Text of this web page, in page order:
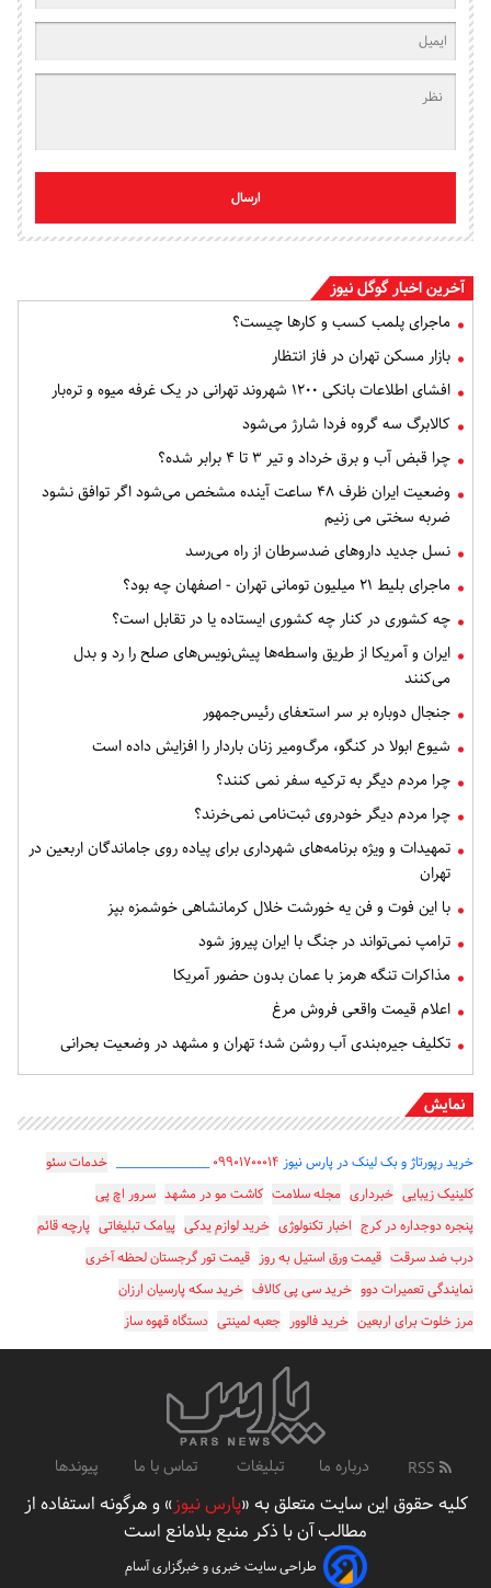
ارسال
آخرین اخبار گوگل نیوز
ماجرای پلمب کسب و کارها چیست؟
بازار مسکن تهران در فاز انتظار
افشای اطلاعات بانکی ۱۲۰۰ شهروند تهرانی در یک غرفه میوه و تره‌بار
کالابرگ سه گروه فردا شارژ می‌شود
چرا قبض آب و برق خرداد و تیر ۳ تا ۴ برابر شده؟
وضعیت ایران ظرف ۴۸ ساعت آینده مشخص می‌شود اگر توافق نشود
ضربه سختی می زنیم
نسل جدید داروهای ضدسرطان از راه می‌رسد
ماجرای بلیط ۲۱ میلیون تومانی تهران - اصفهان چه بود؟
چه کشوری در کنار چه کشوری ایستاده یا در تقابل است؟
ایران و آمریکا از طریق واسطه‌ها پیش‌نویس‌های صلح را رد و بدل
می‌کنند
جنجال دوباره بر سر استعفای رئیس‌جمهور
شیوع ابولا در کنگو، مرگ‌ومیر زنان باردار را افزایش داده است
چرا مردم دیگر به ترکیه سفر نمی کنند؟
چرا مردم دیگر خودروی ثبت‌نامی نمی‌خرند؟
تمهیدات و ویژه برنامه‌های شهرداری برای پیاده روی جاماندگان اربعین در
تهران
با این فوت و فن یه خورشت خلال کرمانشاهی خوشمزه بپز
ترامپ نمی‌تواند در جنگ با ایران پیروز شود
مذاکرات تنگه هرمز با عمان بدون حضور آمریکا
اعلام قیمت واقعی فروش مرغ
تکلیف جیره‌بندی آب روشن شد؛ تهران و مشهد در وضعیت بحرانی
نمایش
خرید رپورتاژ و بک لینک در پارس نیوز ۰۹۹۰۱۷۰۰۰۱۴_________________ خدمات سئو
کلینیک زیبایی خبرداری مجله سلامت کاشت مو در مشهد سرور اچ پی
پنجره دوجداره در کرج اخبار تکنولوژی خرید لوازم یدکی پیامک تبلیغاتی پارچه قائم
درب ضد سرقت قیمت ورق استیل به روز قیمت تور گرجستان لحظه آخری
نمایندگی تعمیرات دوو خرید سی پی کالاف خرید سکه پارسیان ارزان
مرز خلوت برای اربعین خرید فالوور جعبه لمینتی دستگاه قهوه ساز
درباره ما تبلیغات تماس با ما پیوندها
کلیه حقوق این سایت متعلق به «پارس نیوز» و هرگونه استفاده از
مطالب آن با ذکر منبع بلامانع است
طراحی سایت خبری و خبرگزاری آسام